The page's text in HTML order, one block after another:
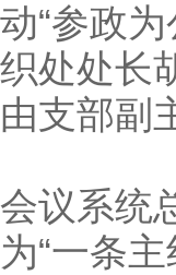
动“参政
织处处长
由支部副
会议系统
为“一条